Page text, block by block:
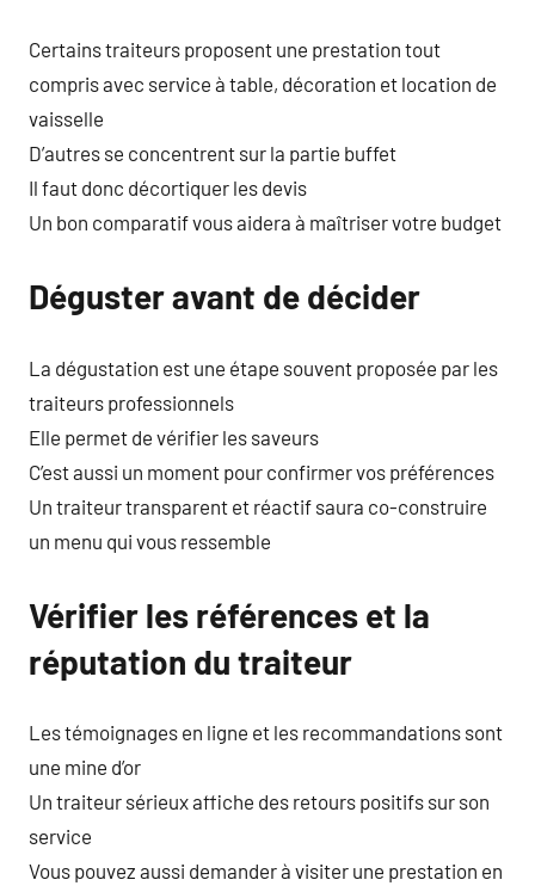
Certains traiteurs proposent une prestation tout
compris avec service à table, décoration et location de
vaisselle
D’autres se concentrent sur la partie buffet
Il faut donc décortiquer les devis
Un bon comparatif vous aidera à maîtriser votre budget
Déguster avant de décider
La dégustation est une étape souvent proposée par les
traiteurs professionnels
Elle permet de vérifier les saveurs
C’est aussi un moment pour confirmer vos préférences
Un traiteur transparent et réactif saura co-construire
un menu qui vous ressemble
Vérifier les références et la
réputation du traiteur
Les témoignages en ligne et les recommandations sont
une mine d’or
Un traiteur sérieux affiche des retours positifs sur son
service
Vous pouvez aussi demander à visiter une prestation en